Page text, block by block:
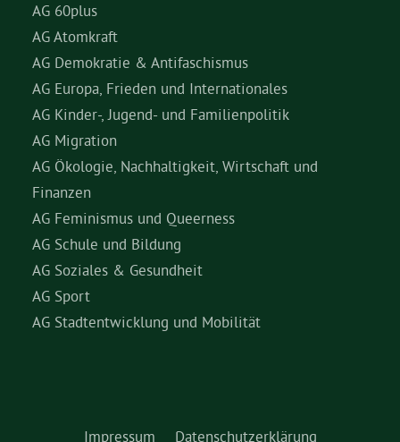
AG 60plus
AG Atomkraft
AG Demokratie & Antifaschismus
AG Europa, Frieden und Internationales
AG Kinder-, Jugend- und Familienpolitik
AG Migration
AG Ökologie, Nachhaltigkeit, Wirtschaft und
Finanzen
AG Feminismus und Queerness
AG Schule und Bildung
AG Soziales & Gesundheit
AG Sport
AG Stadtentwicklung und Mobilität
Impressum Datenschutzerklärung